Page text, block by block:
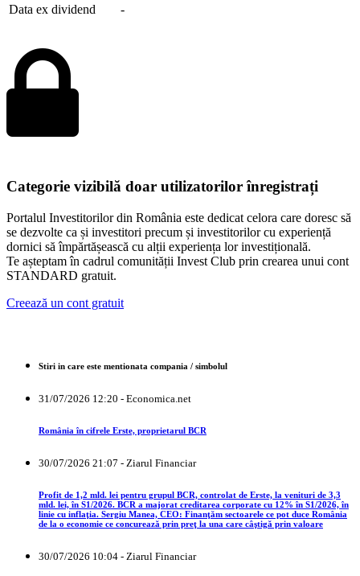
Data ex dividend -
Categorie vizibilă doar utilizatorilor înregistrați
Portalul Investitorilor din România este dedicat celora care doresc să
se dezvolte ca și investitori precum și investitorilor cu experiență
dornici să împărtășească cu alții experiența lor investițională.
Te așteptam în cadrul comunității Invest Club prin crearea unui cont
STANDARD gratuit.
Creează un cont gratuit
Stiri in care este mentionata compania / simbolul
31/07/2026 12:20 - Economica.net
România în cifrele Erste, proprietarul BCR
30/07/2026 21:07 - Ziarul Financiar
Profit de 1,2 mld. lei pentru grupul BCR, controlat de Erste, la venituri de 3,3
mld. lei, în S1/2026. BCR a majorat creditarea corporate cu 12% în S1/2026, în
linie cu inflaţia. Sergiu Manea, CEO: Finanţăm sectoarele ce pot duce România
de la o economie ce concurează prin preţ la una care câştigă prin valoare
30/07/2026 10:04 - Ziarul Financiar